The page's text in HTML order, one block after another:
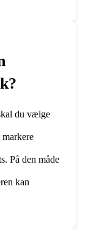
du vælge
På den måde
kan